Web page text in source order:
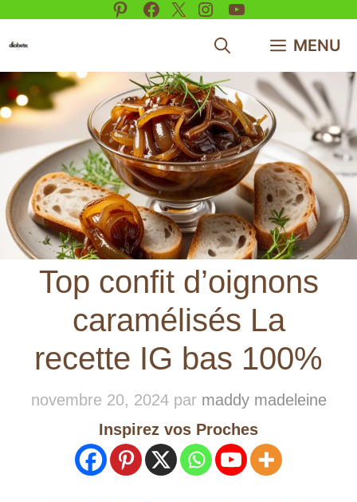
Aller
contenu
Pinterest
Facebook
X Instagram
YouTube
MENU
Top confit d’oignons
caramélisés La
recette IG bas 100%
novembre 20, 2024 par maddy madeleine
Inspirez vos Proches